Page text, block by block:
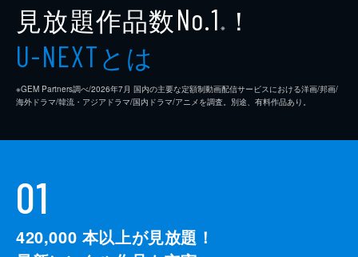
見放題作品数No.1 ※ ！
U-NEXTとは
※GEM Partners調べ/2026年7⽉ 国内の主要な定額制動画配信サービスにおける洋画/邦画/
海外ドラマ/韓流・アジアドラマ/国内ドラマ/アニメを調査。別途、有料作品あり。
01
420,000 本以上が見放題！